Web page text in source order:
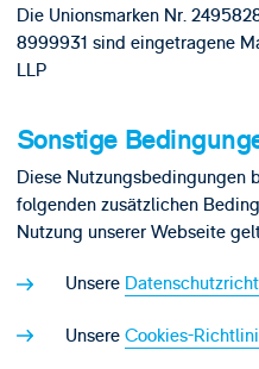
Die Unionsmarken Nr.
8999931 sind eingetragene
LLP
Sonstige
Diese Nutzungsbedingungen
folgenden zusätzlichen
Nutzung unserer Webseite
Unsere
Unsere Cookies-